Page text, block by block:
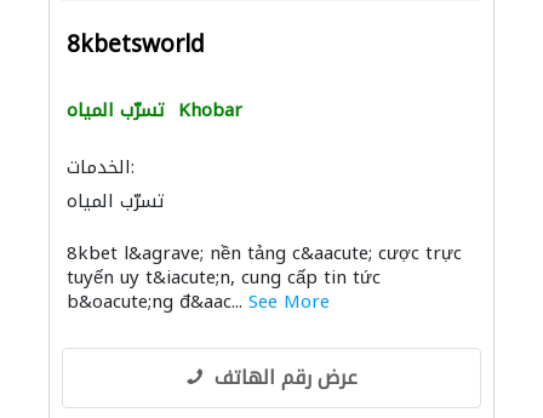
8kbetsworld
تسرّب المياه Khobar
الخدمات:
تسرّب المياه
8kbet l&agrave; nền tảng c&aacute; cược trực
tuyến uy t&iacute;n, cung cấp tin tức
b&oacute;ng đ&aac... See More
عرض رقم الهاتف